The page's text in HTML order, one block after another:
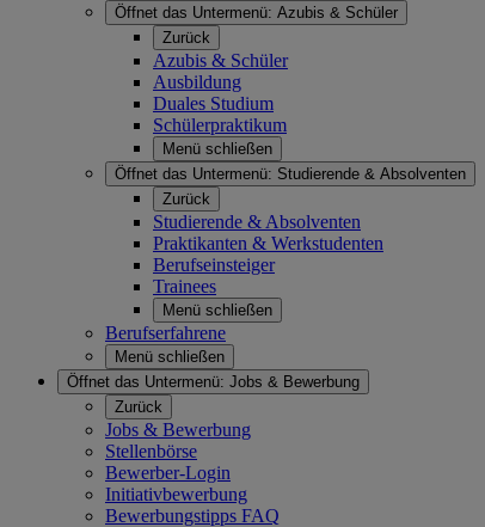
Öffnet das Untermenü: Azubis & Schüler
Zurück
Azubis & Schüler
Ausbildung
Duales Studium
Schülerpraktikum
Menü schließen
Öffnet das Untermenü: Studierende & Absolventen
Zurück
Studierende & Absolventen
Praktikanten & Werkstudenten
Berufseinsteiger
Trainees
Menü schließen
Berufserfahrene
Menü schließen
Öffnet das Untermenü: Jobs & Bewerbung
Zurück
Jobs & Bewerbung
Stellenbörse
Bewerber-Login
Initiativbewerbung
Bewerbungstipps FAQ